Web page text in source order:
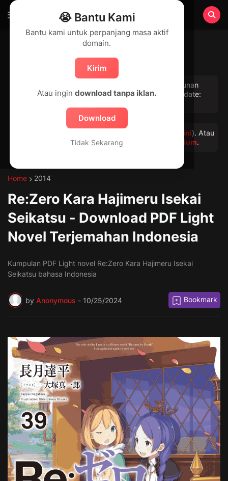
😭 Bantu Kami
Bantu kami untuk perpanjang masa aktif
domain.
Kirim
Atau ingindownload tanpa iklan.
Download
Tidak Sekarang
Ruidrive.com butuh perpanjangan domain tahunan
(Rp.200-250 ribu); dukung kami agar tetap update:
disini). Atau
bisa gunakan fitur berbayar kami
Akses premium.
Home 2014
Re:Zero Kara Hajimeru Isekai
Seikatsu - Download PDF Light
Novel Terjemahan Indonesia
Kumpulan PDF Light novel Re:Zero Kara Hajimeru Isekai
Seikatsu bahasa Indonesia
by Anonymous - 10/25/2024 Bookmark